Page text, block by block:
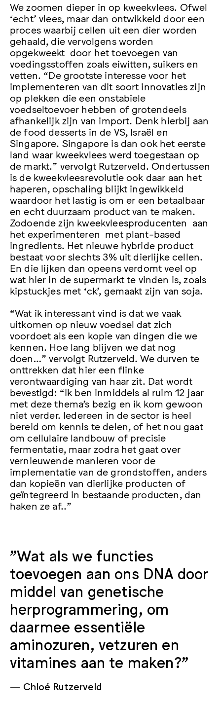
We zoomen dieper in op kweekvlees. Ofwel
‘echt’ vlees, maar dan ontwikkeld door een
proces waarbij cellen uit een dier worden
gehaald, die vervolgens worden
opgekweekt door het toevoegen van
voedingsstoffen zoals eiwitten, suikers en
vetten. “De grootste interesse voor het
implementeren van dit soort innovaties zijn
op plekken die een onstabiele
voedseltoevoer hebben of grotendeels
afhankelijk zijn van import. Denk hierbij aan
de food desserts in de VS, Israël en
Singapore. Singapore is dan ook het eerste
land waar kweekvlees werd toegestaan op
de markt.” vervolgt Rutzerveld. Ondertussen
is de kweekvleesrevolutie ook daar aan het
haperen, opschaling blijkt ingewikkeld
waardoor het lastig is om er een betaalbaar
en echt duurzaam product van te maken.
Zodoende zijn kweekvleesproducenten aan
het experimenteren met plant-based
ingredients. Het nieuwe hybride product
bestaat voor slechts 3% uit dierlijke cellen.
En die lijken dan opeens verdomt veel op
wat hier in de supermarkt te vinden is, zoals
kipstuckjes met ‘ck’, gemaakt zijn van soja.
“Wat ik interessant vind is dat we vaak
uitkomen op nieuw voedsel dat zich
voordoet als een kopie van dingen die we
kennen. Hoe lang blijven we dat nog
doen…” vervolgt Rutzerveld. We durven te
onttrekken dat hier een flinke
verontwaardiging van haar zit. Dat wordt
bevestigd: “Ik ben inmiddels al ruim 12 jaar
met deze thema’s bezig en ik kom gewoon
niet verder. Iedereen in de sector is heel
bereid om kennis te delen, of het nou gaat
om cellulaire landbouw of precisie
fermentatie, maar zodra het gaat over
vernieuwende manieren voor de
implementatie van de grondstoffen, anders
dan kopieën van dierlijke producten of
geïntegreerd in bestaande producten, dan
haken ze af..”
"Wat als we functies
toevoegen aan ons DNA door
middel van genetische
herprogrammering, om
daarmee essentiële
aminozuren, vetzuren en
vitamines aan te maken?"
Chloé Rutzerveld